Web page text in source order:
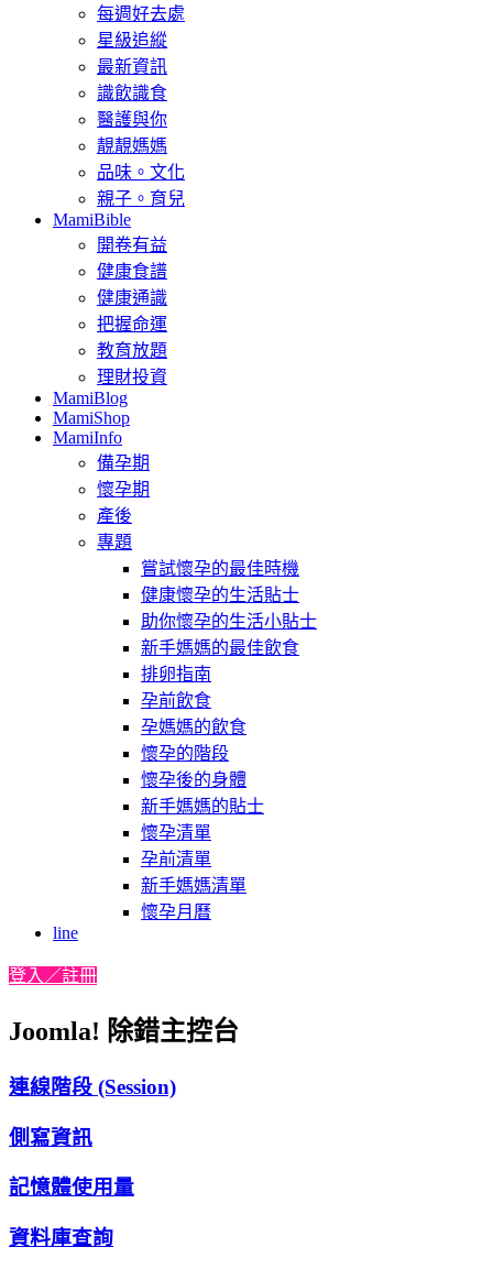
每週好去處
星級追縱
最新資訊
識飲識食
醫護與你
靚靚媽媽
品味。文化
親子。育兒
MamiBible
開卷有益
健康食譜
健康通識
把握命運
教育放題
理財投資
MamiBlog
MamiShop
MamiInfo
備孕期
懷孕期
產後
專題
嘗試懷孕的最佳時機
健康懷孕的生活貼士
助你懷孕的生活小貼士
新手媽媽的最佳飲食
排卵指南
孕前飲食
孕媽媽的飲食
懷孕的階段
懷孕後的身體
新手媽媽的貼士
懷孕清單
孕前清單
新手媽媽清單
懷孕月曆
line
登入／註冊
Joomla! 除錯主控台
連線階段 (Session)
側寫資訊
記憶體使用量
資料庫查詢